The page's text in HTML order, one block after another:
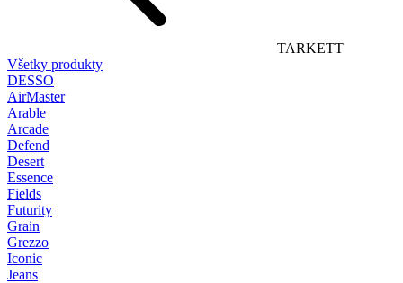
TARKETT
Všetky produkty
DESSO
AirMaster
Arable
Arcade
Defend
Desert
Essence
Fields
Futurity
Grain
Grezzo
Iconic
Jeans